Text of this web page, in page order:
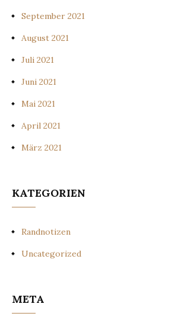
September 2021
August 2021
Juli 2021
Juni 2021
Mai 2021
April 2021
März 2021
KATEGORIEN
Randnotizen
Uncategorized
META